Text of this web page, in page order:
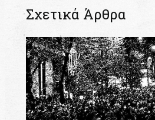
Σχετικά Άρθρα